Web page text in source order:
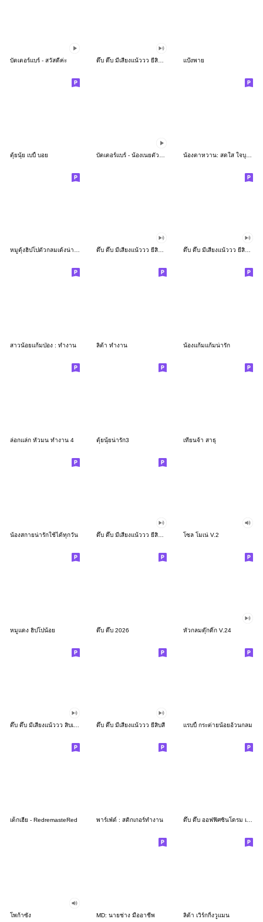
บัตเตอร์แบร์ - สวัสดีค่ะ แป้งพาย
ตุ้ยนุ้ย เบบี้ บอย น้องตาหวาน: สดใส ใจบุญ (สีพาสเทล)
หมูดุ้งฮิปโปตัวกลมเด้งน่ารัก ดึ๊บ ดึ๊บ มีเสียงแน้ววว ยี่สิบเจ็ด ดึ๊บ ดึ๊บ มีเสียงแน้ววว ยี่สิบหก
สาวน้อยแก้มป่อง : ทำงาน ลิต้า ทำงาน น้องแก้มแก้มน่ารัก
ล่อกแล่ก หัวมน ทำงาน 4 ตุ้ยนุ้ยน่ารัก3 เทียนจ้า สาธุ
น้องสกายน่ารักใช้ได้ทุกวัน ดึ๊บ ดึ๊บ มีเสียงแน้ววว ยี่สิบสอง โซล โมเน่ V.2
หมูแดง ฮิปโปน้อย ดึ๊บ ดึ๊บ 2026 หัวกลมดุ๊กดิ๊ก V.24
ดึ๊บ ดึ๊บ มีเสียงแน้ววว ยี่สิบสี่ แรบบี้ กระต่ายน้อยอ้วนกลม
เด็กเฮีย - RedremasteRed พาร์เฟ่ต์ : สติกเกอร์ทำงาน ดึ๊บ ดึ๊บ ออฟฟิศซินโดรม เจ็ด
โพก้าซัง MD: นายช่าง มืออาชีพ ลิต้า เวิร์กกิ้งวูแมน